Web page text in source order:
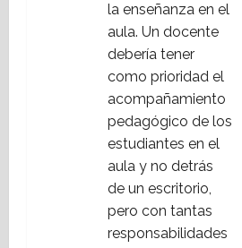
la enseñanza en el
aula. Un docente
debería tener
como prioridad el
acompañamiento
pedagógico de los
estudiantes en el
aula y no detrás
de un escritorio,
pero con tantas
responsabilidades